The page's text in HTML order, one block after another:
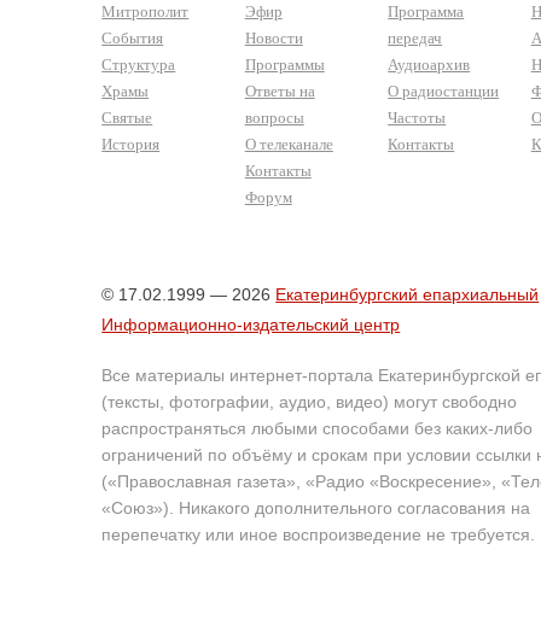
Митрополит
События
Структура
Храмы
Святые
История
Эфир
Новости
Программы
Ответы на
вопросы
О телеканале
Контакты
Форум
Программа
передач
Аудиоархив
О радиостанции
Частоты
Контакты
© 17.02.1999 — 2026 Екатеринбургский епархиальный
Информационно-издательский центр
Все материалы интернет-портала Екатеринбургской
(тексты, фотографии, аудио, видео) могут свободно
распространяться любыми способами без каких-либо
ограничений по объёму и срокам при условии ссылки
(«Православная газета», «Радио «Воскресение»,
«Союз»). Никакого дополнительного согласования на
перепечатку или иное воспроизведение не требуется.